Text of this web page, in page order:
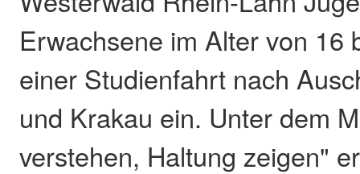
Erwachsene im Alter von 16
einer Studienfahrt nach
und Krakau ein. Unter dem
verstehen, Haltung zeigen"